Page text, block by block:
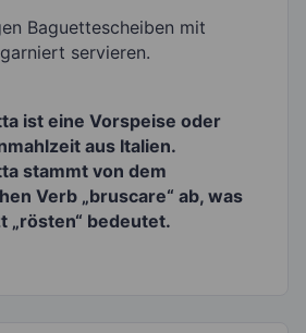
Baguettescheiben mit
servieren.
ist eine Vorspeise oder
aus Italien.
stammt von dem
Verb „bruscare“ ab, was
„rösten“ bedeutet.